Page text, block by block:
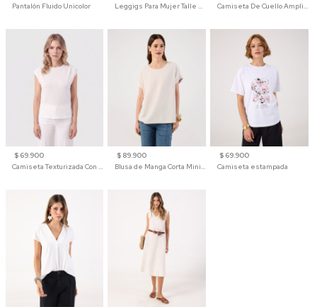
Pantalón Fluido Unicolor
Leggigs Para Mujer Talle Alto Liso
Camiseta De Cuello Amplio Y Manga 3/4 Para Mujer
$ 69.900
Camiseta Texturizada Con Hombro Caído Para Mujer
$ 89.900
Blusa de Manga Corta Minimalista para Mujer
$ 69.900
Camiseta estampada